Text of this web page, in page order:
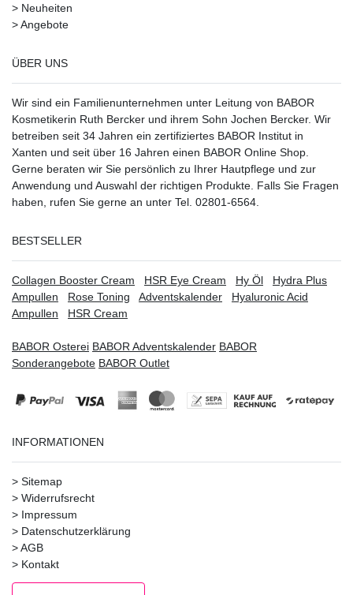
> Neuheiten
>Angebote
ÜBER UNS
Wir sind ein Familienunternehmen unter Leitung von BABOR
Kosmetikerin Ruth Bercker und ihrem Sohn Jochen Bercker. Wir
betreiben seit 34 Jahren ein zertifiziertes BABOR Institut in
Xanten und seit über 16 Jahren einen BABOR Online Shop.
Gerne beraten wir Sie persönlich zu Ihrer Hautpflege und zur
Anwendung und Auswahl der richtigen Produkte. Falls Sie Fragen
haben, rufen Sie gerne an unter Tel. 02801-6564.
BESTSELLER
Collagen Booster Cream HSR Eye Cream Hy Öl
Hydra Plus
Ampullen
Rose Toning Adventskalender
Hyaluronic Acid
Ampullen
HSR Cream
BABOR Osterei BABOR Adventskalender BABOR
Sonderangebote BABOR Outlet
INFORMATIONEN
> Sitemap
> Widerrufsrecht
> Impressum
> Datenschutzerklärung
>AGB
> Kontakt